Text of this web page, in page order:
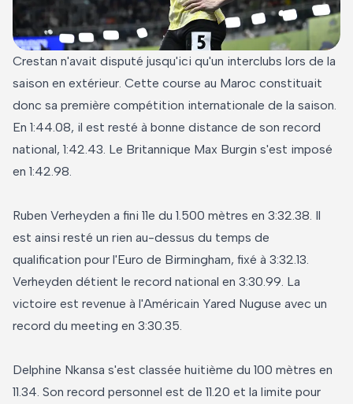
Crestan n'avait disputé jusqu'ici qu'un interclubs lors de la
saison en extérieur. Cette course au Maroc constituait
donc sa première compétition internationale de la saison.
En 1:44.08, il est resté à bonne distance de son record
national, 1:42.43. Le Britannique Max Burgin s'est imposé
en 1:42.98.
Ruben Verheyden a fini 11e du 1.500 mètres en 3:32.38. Il
est ainsi resté un rien au-dessus du temps de
qualification pour l'Euro de Birmingham, fixé à 3:32.13.
Verheyden détient le record national en 3:30.99. La
victoire est revenue à l'Américain Yared Nuguse avec un
record du meeting en 3:30.35.
Delphine Nkansa s'est classée huitième du 100 mètres en
11.34. Son record personnel est de 11.20 et la limite pour